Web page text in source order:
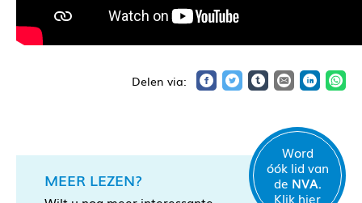
MEER LEZEN?
Word
óók lid van
de NVA.
Klik hier